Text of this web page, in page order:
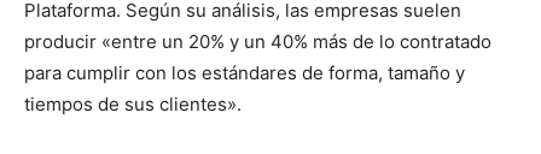
Plataforma. Según su análisis, las empresas suelen
producir «entre un 20% y un 40% más de lo contratado
para cumplir con los estándares de forma, tamaño y
tiempos de sus clientes».